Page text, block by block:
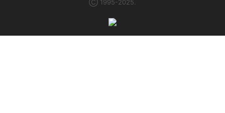
Ⓒ 1995-2025.